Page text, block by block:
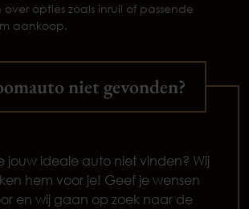
opties zoals inruil of passende
aankoop.
niet gevonden?
jouw ideale auto niet vinden? Wij
hem voor je! Geef je wensen
en wij gaan op zoek naar de